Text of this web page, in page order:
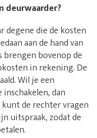
deurwaarder?
degene die de kosten
aan de hand van
brengen bovenop de
in rekening. De
Wil je een
dan
kunt de rechter vragen
uitspraak, zodat de